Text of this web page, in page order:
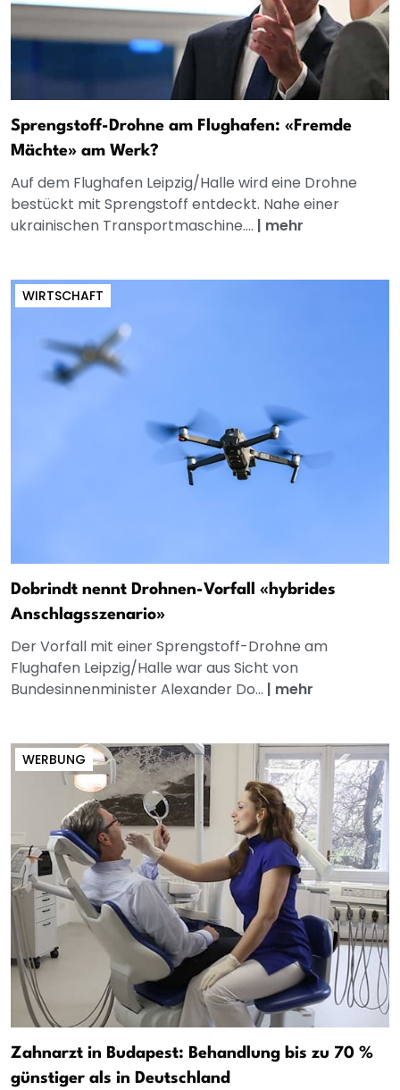
Sprengstoff-Drohne am Flughafen: «Fremde
Mächte» am Werk?
Auf dem Flughafen Leipzig/Halle wird eine Drohne
bestückt mit Sprengstoff entdeckt. Nahe einer
ukrainischen Transportmaschine.... | mehr
WIRTSCHAFT
Dobrindt nennt Drohnen-Vorfall «hybrides
Anschlagsszenario»
Der Vorfall mit einer Sprengstoff-Drohne am
Flughafen Leipzig/Halle war aus Sicht von
Bundesinnenminister Alexander Do... | mehr
WERBUNG
Zahnarzt in Budapest: Behandlung bis zu 70 %
günstiger als in Deutschland